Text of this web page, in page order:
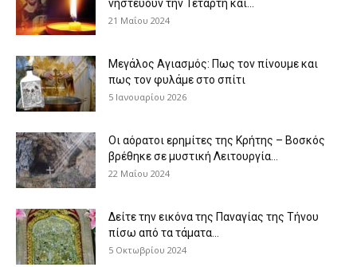
νηστεύουν την Τετάρτη και...
21 Μαΐου 2024
Μεγάλος Αγιασμός: Πως τον πίνουμε και
πως τον φυλάμε στο σπίτι
5 Ιανουαρίου 2026
Οι αόρατοι ερημίτες της Κρήτης – Βοσκός
βρέθηκε σε μυστική Λειτουργία...
22 Μαΐου 2024
Δείτε την εικόνα της Παναγίας της Τήνου
πίσω από τα τάματα...
5 Οκτωβρίου 2024